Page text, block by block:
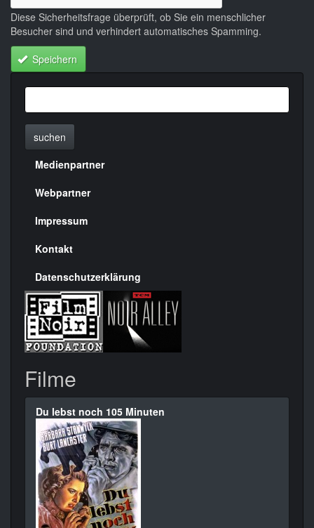
Diese Sicherheitsfrage überprüft, ob Sie ein menschlicher
Besucher sind und verhindert automatisches Spamming.
Speichern
suchen
Menülinks
rechte
Seite
Medienpartner
Webpartner
Impressum
Kontakt
Datenschutzerklärung
Filme
Du lebst noch 105 Minuten